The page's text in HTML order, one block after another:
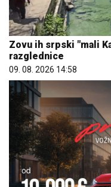
Zovu ih srpski "mali
razglednice
09. 08. 2026 14:58